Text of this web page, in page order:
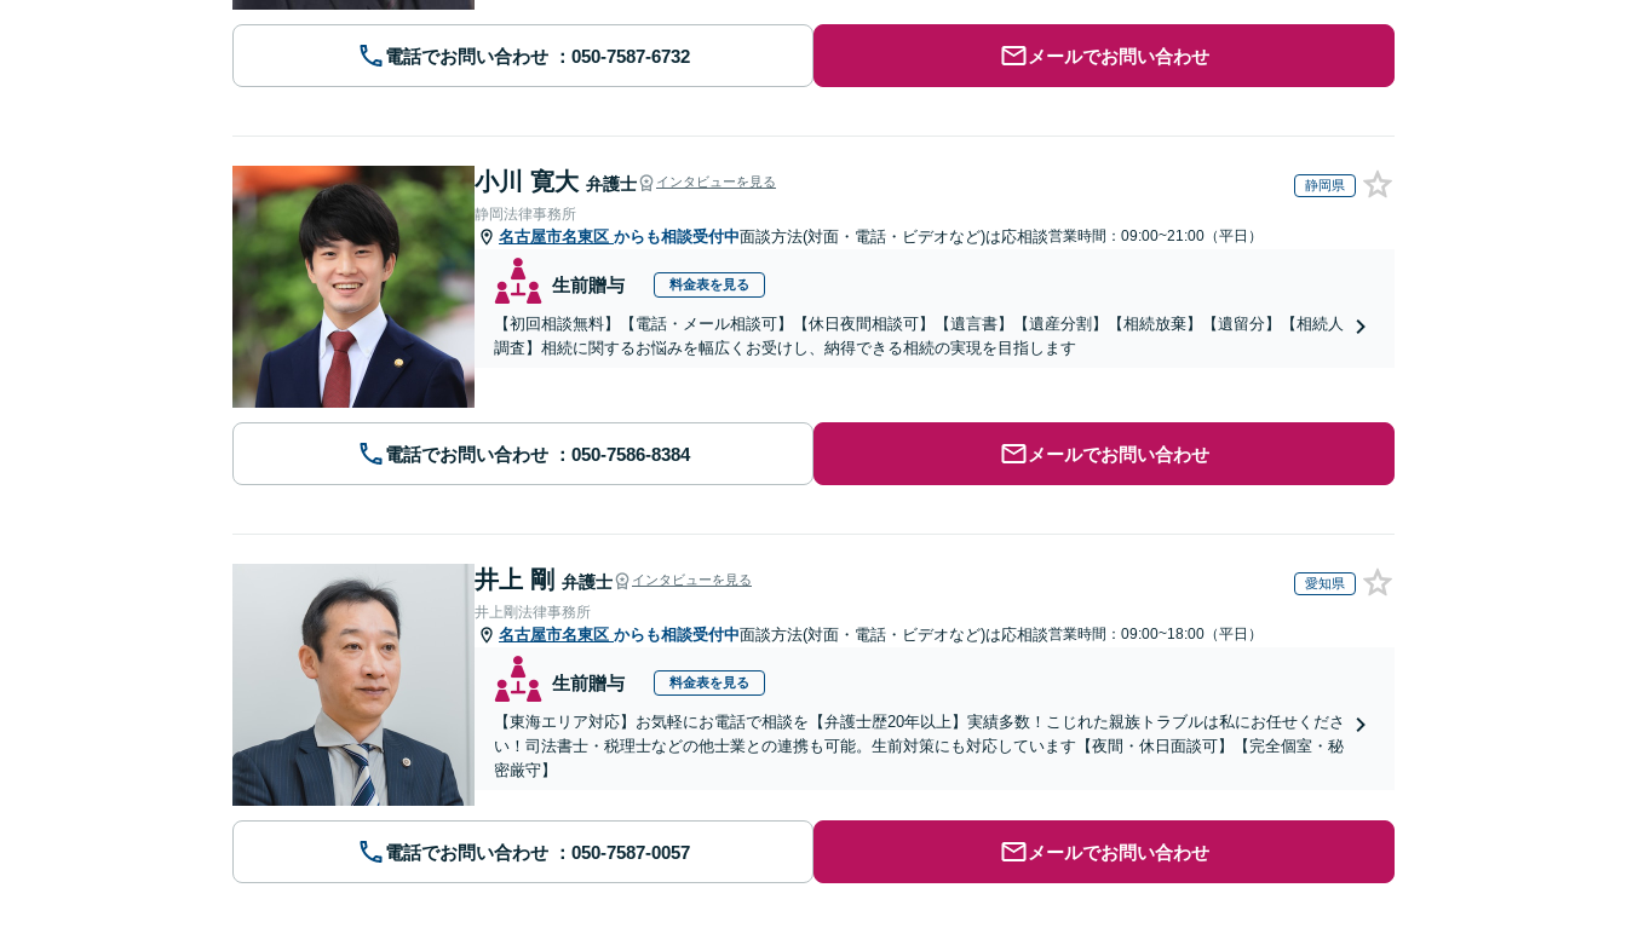
電話でお問い合わせ メールでお問い合わせ
小川 寛大 弁護士 インタビューを見る 静岡県
静岡法律事務所
名古屋市名東区 からも相談受付中面談方法(対面・電話・ビデオなど)は応相談営業時間：09:00~21:00（平日）
生前贈与 料金表を見る
【初回相談無料】【電話・メール相談可】【休日夜間相談可】【遺言書】【遺産分割】【相続放棄】【遺留分】【相続人
調査】相続に関するお悩みを幅広くお受けし、納得できる相続の実現を目指します
電話でお問い合わせ メールでお問い合わせ
井上 剛 弁護士 インタビューを見る 愛知県
井上剛法律事務所
名古屋市名東区 からも相談受付中面談方法(対面・電話・ビデオなど)は応相談営業時間：09:00~18:00（平日）
生前贈与 料金表を見る
【東海エリア対応】お気軽にお電話で相談を【弁護士歴20年以上】実績多数！こじれた親族トラブルは私にお任せくださ
い！司法書士・税理士などの他士業との連携も可能。生前対策にも対応しています【夜間・休日面談可】【完全個室・秘
密厳守】
電話でお問い合わせ メールでお問い合わせ